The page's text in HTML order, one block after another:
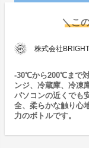
＼こ
株式会社
-30℃から200℃まで
ンジ、冷蔵庫、冷凍
パソコンの近くでも
全、柔らかな触り心
力のボトルです。